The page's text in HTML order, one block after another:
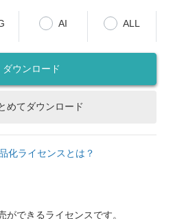
AI ALL
ダウンロード
めてダウンロード
化ライセンスとは？
ができるライセンスです。